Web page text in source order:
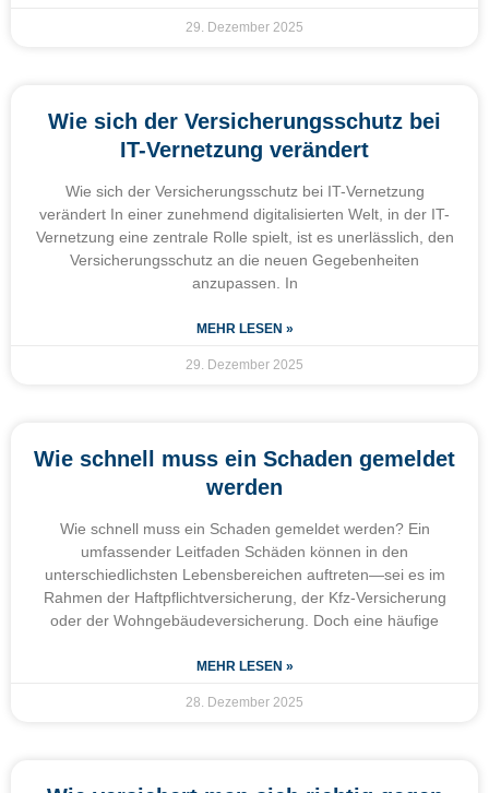
29. Dezember 2025
Wie sich der Versicherungsschutz bei
IT-Vernetzung verändert
Wie sich der Versicherungsschutz bei IT-Vernetzung
verändert In einer zunehmend digitalisierten Welt, in der IT-
Vernetzung eine zentrale Rolle spielt, ist es unerlässlich, den
Versicherungsschutz an die neuen Gegebenheiten
anzupassen. In
MEHR LESEN »
29. Dezember 2025
Wie schnell muss ein Schaden gemeldet
werden
Wie schnell muss ein Schaden gemeldet werden? Ein
umfassender Leitfaden Schäden können in den
unterschiedlichsten Lebensbereichen auftreten—sei es im
Rahmen der Haftpflichtversicherung, der Kfz-Versicherung
oder der Wohngebäudeversicherung. Doch eine häufige
MEHR LESEN »
28. Dezember 2025